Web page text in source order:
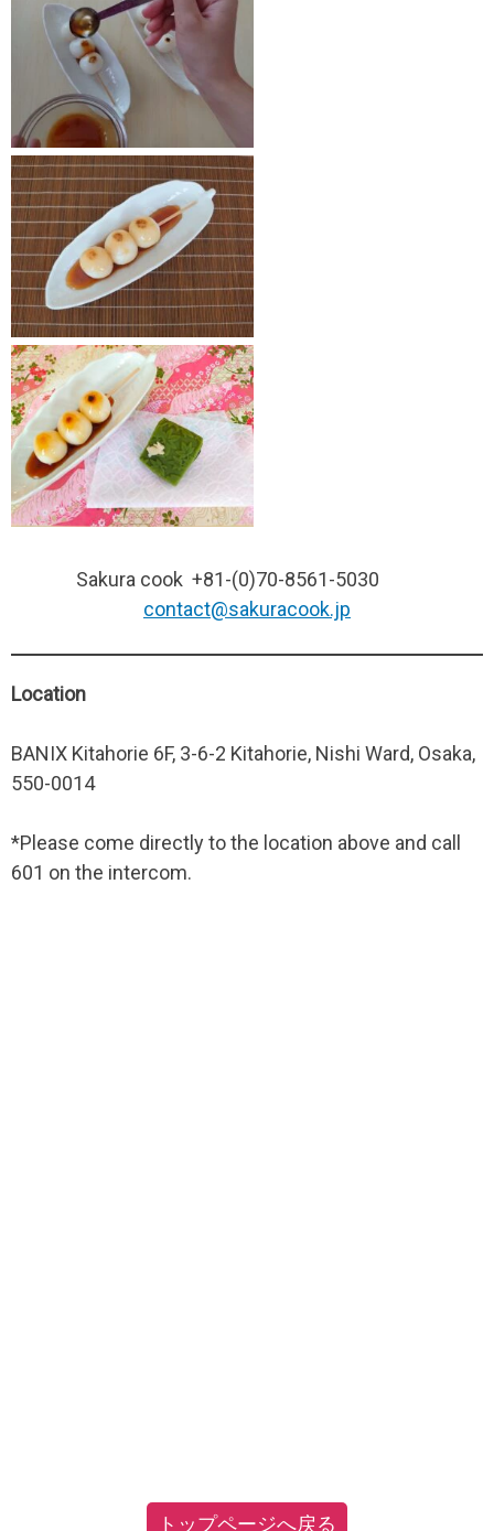
Sakura cook +81-(0)70-8561-5030
contact@sakuracook.jp
Location
BANIX Kitahorie 6F, 3-6-2 Kitahorie, Nishi Ward, Osaka,
550-0014
*Please come directly to the location above and call
601 on the intercom.
トップページへ戻る